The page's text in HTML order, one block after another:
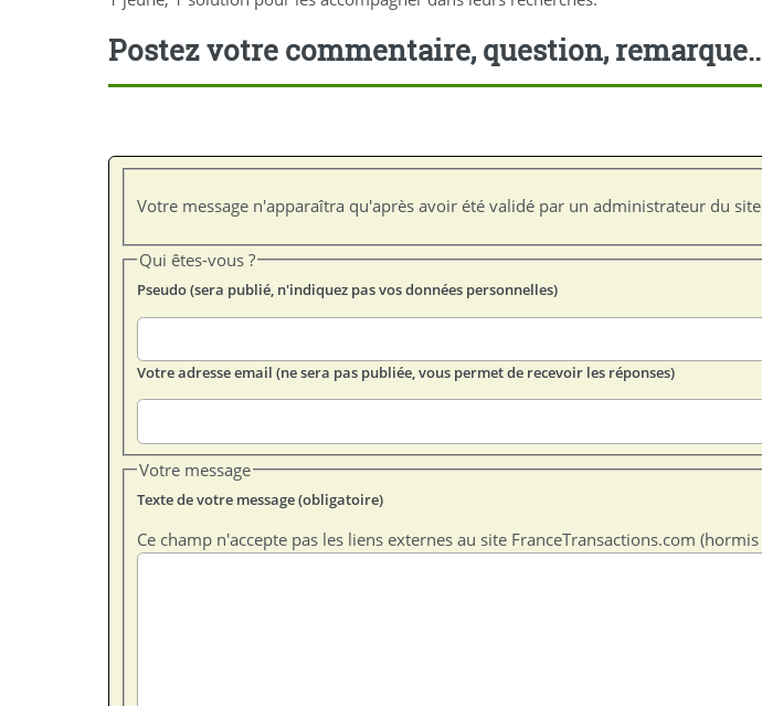
Postez votre commentaire, question,
Votre message n'apparaîtra qu'après avoir été validé par un administrateur du
Qui êtes-vous ?
Pseudo (sera publié, n'indiquez pas vos données personnelles)
Votre adresse email (ne sera pas publiée, vous permet de recevoir les réponses)
Votre message
Texte de votre message (obligatoire)
Ce champ n'accepte pas les liens externes au site FranceTransactions.com